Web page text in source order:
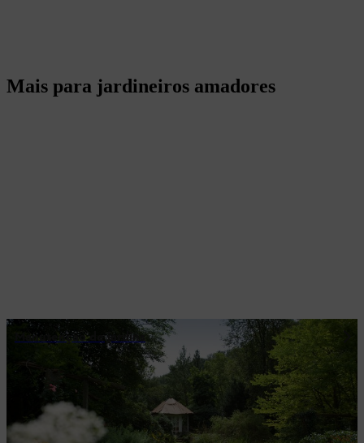
Mais para jardineiros amadores
Manutenção de jardins